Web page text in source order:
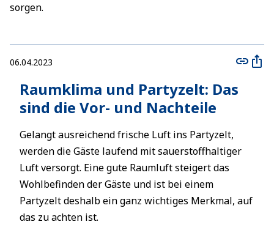
sorgen.
06.04.2023
Raumklima und Partyzelt: Das
sind die Vor- und Nachteile
Gelangt ausreichend frische Luft ins Partyzelt,
werden die Gäste laufend mit sauerstoffhaltiger
Luft versorgt. Eine gute Raumluft steigert das
Wohlbefinden der Gäste und ist bei einem
Partyzelt deshalb ein ganz wichtiges Merkmal, auf
das zu achten ist.